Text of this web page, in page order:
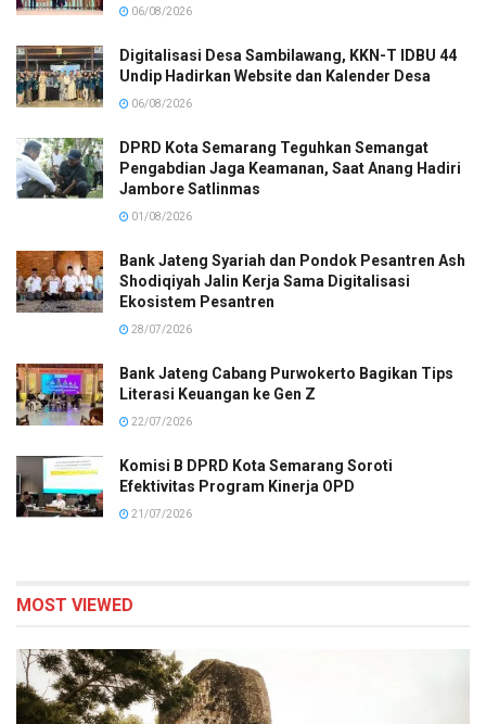
06/08/2026
Digitalisasi Desa Sambilawang, KKN-T IDBU 44
Undip Hadirkan Website dan Kalender Desa
06/08/2026
DPRD Kota Semarang Teguhkan Semangat
Pengabdian Jaga Keamanan, Saat Anang Hadiri
Jambore Satlinmas
01/08/2026
Bank Jateng Syariah dan Pondok Pesantren Ash
Shodiqiyah Jalin Kerja Sama Digitalisasi
Ekosistem Pesantren
28/07/2026
Bank Jateng Cabang Purwokerto Bagikan Tips
Literasi Keuangan ke Gen Z
22/07/2026
Komisi B DPRD Kota Semarang Soroti
Efektivitas Program Kinerja OPD
21/07/2026
MOST VIEWED